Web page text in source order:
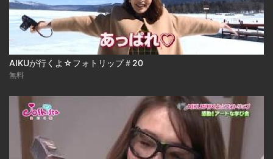
AIKUが行くよ☆フォトリップ＃20
無料